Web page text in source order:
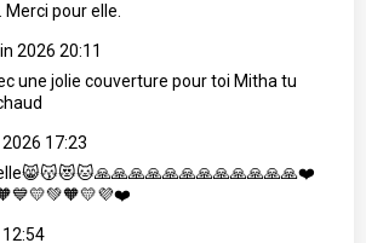
pour elle.
2026 20:11
une jolie couverture pour toi Mitha tu
17:23